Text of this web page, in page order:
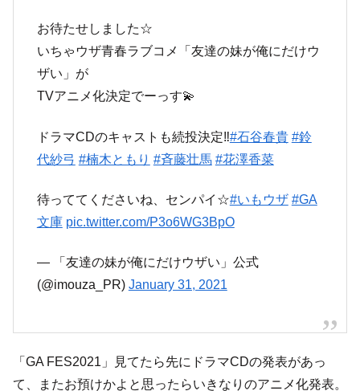
お待たせしました☆
いちゃウザ青春ラブコメ「友達の妹が俺にだけウ
ザい」が
TVアニメ化決定でーっす💫
ドラマCDのキャストも続投決定‼#石谷春貴 #鈴
代紗弓 #楠木ともり #斉藤壮馬 #花澤香菜
待っててくださいね、センパイ☆#いもウザ #GA
文庫 pic.twitter.com/P3o6WG3BpO
— 「友達の妹が俺にだけウザい」公式
(@imouza_PR) January 31, 2021
「GA FES2021」見てたら先にドラマCDの発表があっ
て、またお預けかよと思ったらいきなりのアニメ化発表。